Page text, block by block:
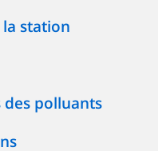
la station
polluants